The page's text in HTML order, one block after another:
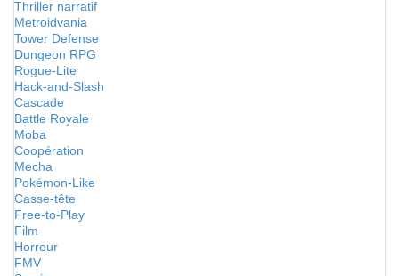
Thriller narratif
Metroidvania
Tower Defense
Dungeon RPG
Rogue-Lite
Hack-and-Slash
Cascade
Battle Royale
Moba
Coopération
Mecha
Pokémon-Like
Casse-tête
Free-to-Play
Film
Horreur
FMV